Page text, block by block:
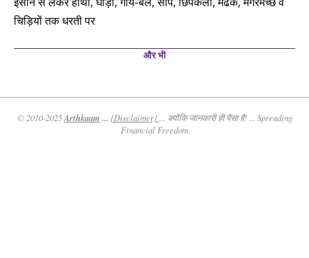
चिड़ियों तक धरती पर
और भी
© 2010-2025Arthkaam ... {Disclaimer}
... क्योंकि जानकारी ही पैसा है! ... Spreading
Financial Freedom